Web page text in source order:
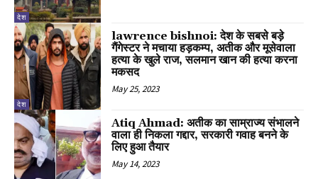
देश
देश
lawrence bishnoi: देश के सबसे बड़े
गैंगेस्टर ने मचाया हड़कम्प, अतीक और मूसेवाला
हत्या के खुले राज, सलमान खान की हत्या करना
मकसद
May 25, 2023
Atiq Ahmad: अतीक का साम्राज्य संभालने
वाला ही निकला गद्दार, सरकारी गवाह बनने के
लिए हुआ तैयार
May 14, 2023